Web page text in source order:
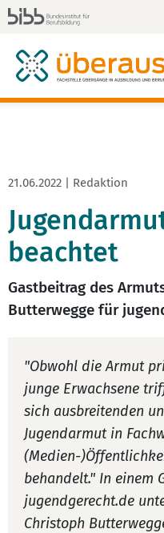
21.06.2022 | Redaktion
beachtet
Gastbeitrag des
Butterwegge für
"Obwohl die Armut
junge Erwachsene
sich ausbreitenden
Jugendarmut in
(Medien-
behandelt." In einem
jugendgerecht.de
Christoph